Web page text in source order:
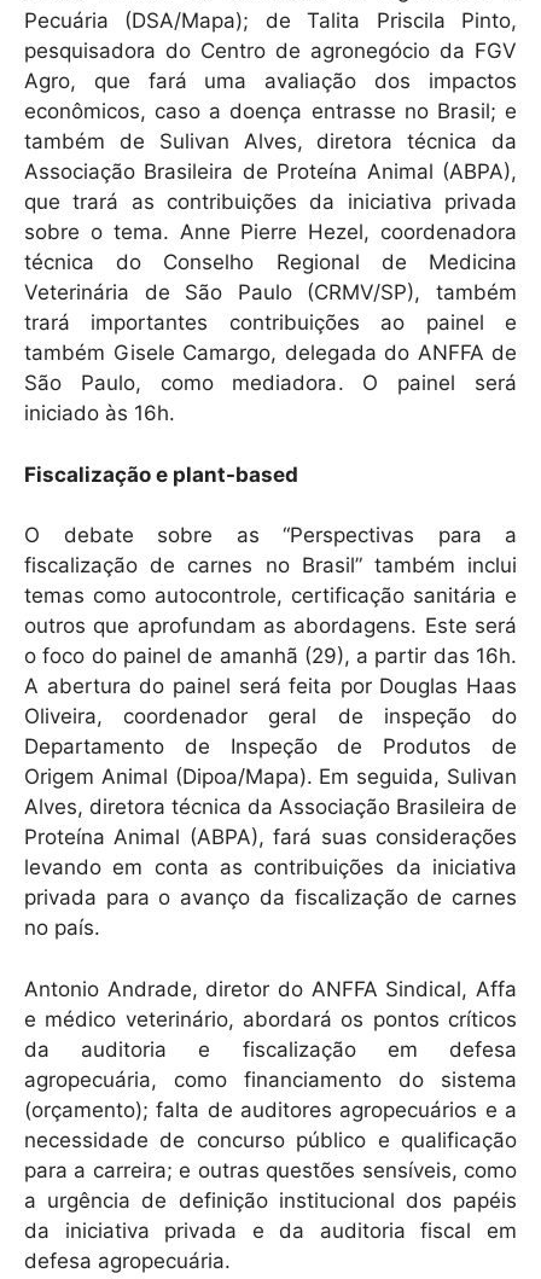
Pecuária (DSA/Mapa); de Talita Priscila Pinto,
pesquisadora do Centro de agronegócio da FGV
Agro, que fará uma avaliação dos impactos
econômicos, caso a doença entrasse no Brasil; e
também de Sulivan Alves, diretora técnica da
Associação Brasileira de Proteína Animal (ABPA),
que trará as contribuições da iniciativa privada
sobre o tema. Anne Pierre Hezel, coordenadora
técnica do Conselho Regional de Medicina
Veterinária de São Paulo (CRMV/SP), também
trará importantes contribuições ao painel e
também Gisele Camargo, delegada do ANFFA de
São Paulo, como mediadora. O painel será
iniciado às 16h.
Fiscalização e plant-based
O debate sobre as “Perspectivas para a
fiscalização de carnes no Brasil” também inclui
temas como autocontrole, certificação sanitária e
outros que aprofundam as abordagens. Este será
o foco do painel de amanhã (29), a partir das 16h.
A abertura do painel será feita por Douglas Haas
Oliveira, coordenador geral de inspeção do
Departamento de Inspeção de Produtos de
Origem Animal (Dipoa/Mapa). Em seguida, Sulivan
Alves, diretora técnica da Associação Brasileira de
Proteína Animal (ABPA), fará suas considerações
levando em conta as contribuições da iniciativa
privada para o avanço da fiscalização de carnes
no país.
Antonio Andrade, diretor do ANFFA Sindical, Affa
e médico veterinário, abordará os pontos críticos
da auditoria e fiscalização em defesa
agropecuária, como financiamento do sistema
(orçamento); falta de auditores agropecuários e a
necessidade de concurso público e qualificação
para a carreira; e outras questões sensíveis, como
a urgência de definição institucional dos papéis
da iniciativa privada e da auditoria fiscal em
defesa agropecuária.